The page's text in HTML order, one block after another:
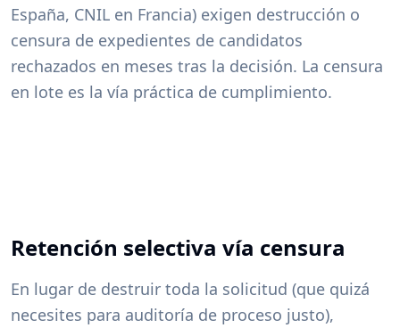
España, CNIL en Francia) exigen destrucción o
censura de expedientes de candidatos
rechazados en meses tras la decisión. La censura
en lote es la vía práctica de cumplimiento.
Retención selectiva vía censura
En lugar de destruir toda la solicitud (que quizá
necesites para auditoría de proceso justo),